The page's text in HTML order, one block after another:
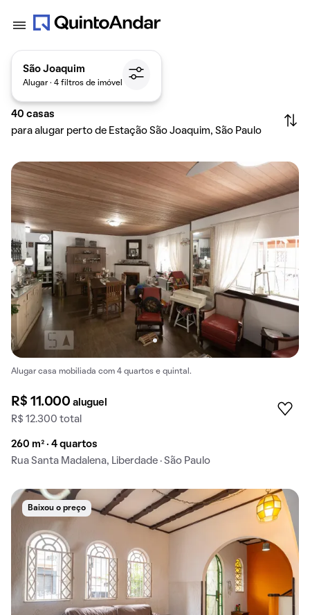
São Joaquim
Alugar · 4 filtros de imóvel
40 casas
para alugar perto de Estação São Joaquim, São Paulo
Alugar casa mobiliada com 4 quartos e quintal.
R$ 11.000aluguel
R$ 12.300 total
260 m² · 4 quartos
Rua Santa Madalena, Liberdade · São Paulo
Baixou o preço